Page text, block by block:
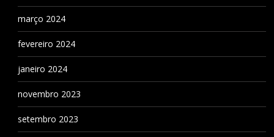
março 2024
fevereiro 2024
janeiro 2024
novembro 2023
setembro 2023